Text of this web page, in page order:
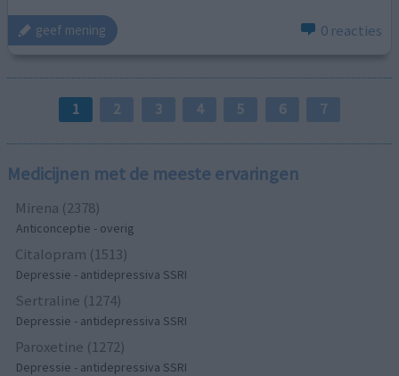
geef mening 0 reacties
1 2 3 4 5 6 7
Medicijnen met de meeste ervaringen
Mirena (2378)
Anticonceptie - overig
Citalopram (1513)
Depressie - antidepressiva SSRI
Sertraline (1274)
Depressie - antidepressiva SSRI
Paroxetine (1272)
Depressie - antidepressiva SSRI